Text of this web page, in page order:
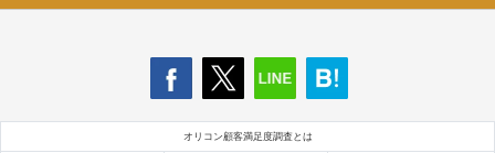
オリコン顧客満足度調査とは